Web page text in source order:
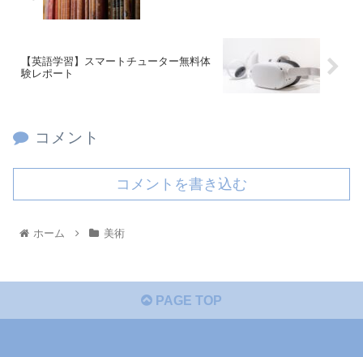
【英語学習】スマートチューター無料体
験レポート
コメント
コメントを書き込む
ホーム 美術
PAGE TOP